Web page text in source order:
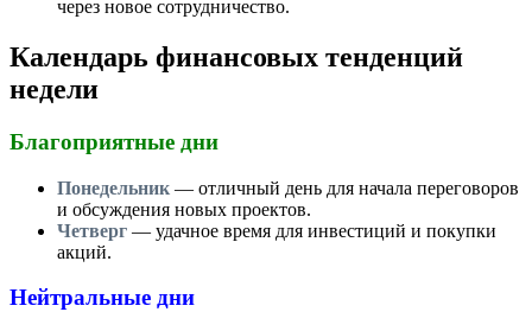
через новое сотрудничество.
Календарь финансовых тенденций
недели
Благоприятные дни
Понедельник — отличный день для начала переговоров
и обсуждения новых проектов.
Четверг — удачное время для инвестиций и покупки
акций.
Нейтральные дни